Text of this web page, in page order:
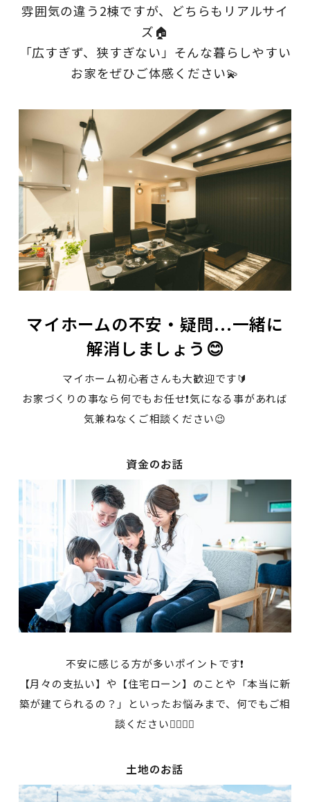
雰囲気の違う2棟ですが、どちらもリアルサイ
ズ🏠
「広すぎず、狭すぎない」そんな暮らしやすい
お家をぜひご体感ください💫
マイホームの不安・疑問...一緒に
解消しましょう😊
マイホーム初心者さんも大歓迎です🔰
お家づくりの事なら何でもお任せ❗気になる事があれば
気兼ねなくご相談ください😉
資金のお話
不安に感じる方が多いポイントです❗
【月々の支払い】や【住宅ローン】のことや「本当に新
築が建てられるの？」といったお悩みまで、何でもご相
談ください💁‍♀️💁‍♂️
土地のお話